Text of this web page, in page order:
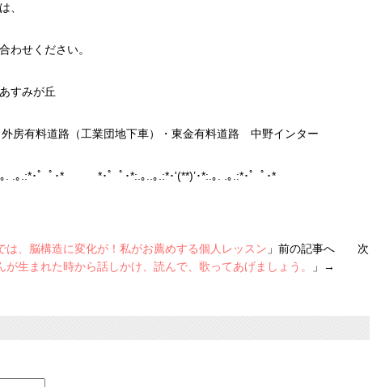
、
わせください。
すみが丘
房有料道路（工業団地下車）・東金有料道路 中野インター
｡. .｡.:*･゜ﾟ･* *･゜ﾟ･*:.｡..｡.:*･'(**)’･*:.｡. .｡.:*･゜ﾟ･*
は、脳構造に変化が！私がお薦めする個人レッスン 」前の記事へ 次
が生まれた時から話しかけ、読んで、歌ってあげましょう。 」→